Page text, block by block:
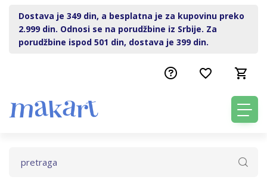
Dostava je 349 din, a besplatna je za kupovinu preko
2.999 din. Odnosi se na porudžbine iz Srbije. Za
porudžbine ispod 501 din, dostava je 399 din.